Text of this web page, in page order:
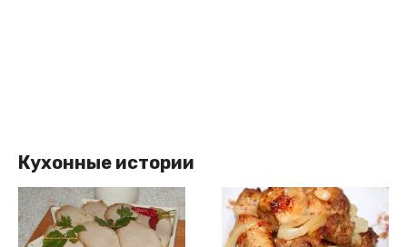
Кухонные истории